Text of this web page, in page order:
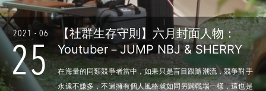
2021 - 06
25
【社群生存守則】六月封面人物：
Youtuber－JUMP NBJ & SHERRY
在海量的同類競爭者當中，如果只是盲目跟隨潮流，競爭對手
永遠不嫌多，不過擁有個人風格就如同另闢戰場一樣，這也是